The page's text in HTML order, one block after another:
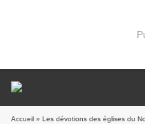
Accueil » Les dévotions des églises du